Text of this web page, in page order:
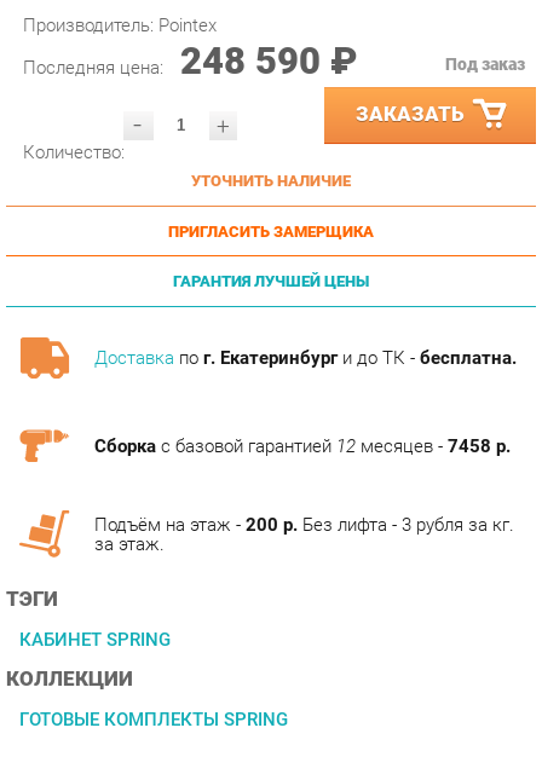
Последняя цена: 248 590 ₽
- ЗАКАЗАТЬ
УТОЧНИТЬ НАЛИЧИЕ
ПРИГЛАСИТЬ ЗАМЕРЩИКА
ГАРАНТИЯ ЛУЧШЕЙ ЦЕНЫ
Доставкапог. Екатеринбурги до ТК -бесплатна.
ТЭГИ
ОПИСАНИЕ